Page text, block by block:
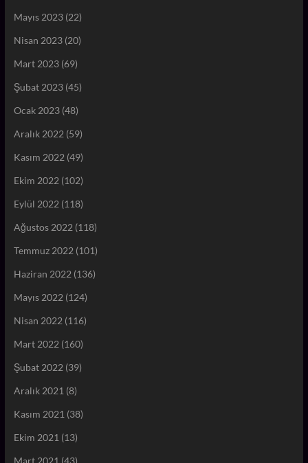
Mayıs 2023(22)
Nisan 2023(20)
Mart 2023(69)
Şubat 2023(45)
Ocak 2023(48)
Aralık 2022 (59)
Kasım 2022 (49)
Ekim 2022 (102)
Eylül 2022 (118)
Ağustos 2022 (118)
Temmuz 2022 (101)
Haziran 2022 (136)
Mayıs 2022 (124)
Nisan 2022 (116)
Mart 2022 (160)
Şubat 2022 (39)
Aralık 2021 (8)
Kasım 2021 (38)
Ekim 2021 (13)
Mart 2021 (43)